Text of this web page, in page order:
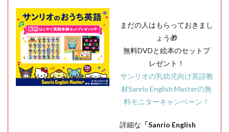
まだの人はもらっておきまし
ょう🎁
無料DVDと絵本のセットプ
レゼント！
サンリオの乳幼児向け英語教
材Sanrio English Masterの無
料モニターキャンペーン！
詳細な 「Sanrio English